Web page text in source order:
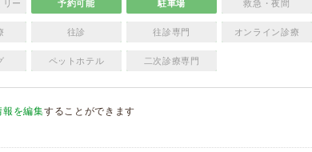
リー 予約可能 駐車場 救急・夜間
往診 往診専門 オンライン診療
ペットホテル 二次診療専門
報を編集することができます